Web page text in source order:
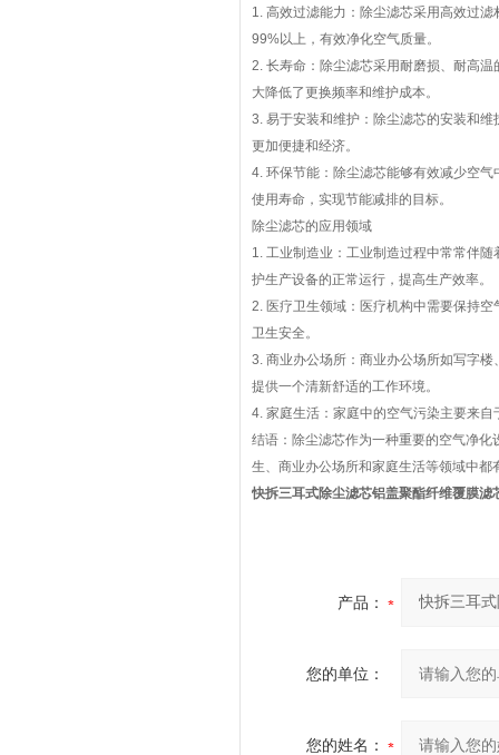
1. 高效过滤能力：除尘滤芯采用高效过
99%以上，有效净化空气质量。
2. 长寿命：除尘滤芯采用耐磨损、耐高
大降低了更换频率和维护成本。
3. 易于安装和维护：除尘滤芯的安装和
更加便捷和经济。
4. 环保节能：除尘滤芯能够有效减少空
使用寿命，实现节能减排的目标。
除尘滤芯的应用领域
1. 工业制造业：工业制造过程中常常伴
护生产设备的正常运行，提高生产效率。
2. 医疗卫生领域：医疗机构中需要保持
卫生安全。
3. 商业办公场所：商业办公场所如写字
提供一个清新舒适的工作环境。
4. 家庭生活：家庭中的空气污染主要来
结语：除尘滤芯作为一种重要的空气净
生、商业办公场所和家庭生活等领域中
快拆三耳式除尘滤芯铝盖聚酯纤维覆膜滤
产品：
您的单位：
您的姓名：